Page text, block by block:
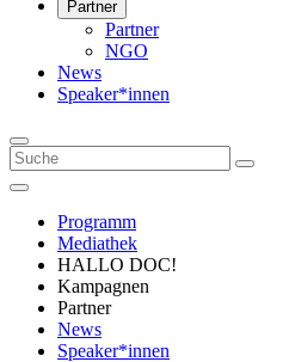
Partner
Partner
NGO
News
Speaker*innen
Programm
Mediathek
HALLO DOC!
Kampagnen
Partner
News
Speaker*innen